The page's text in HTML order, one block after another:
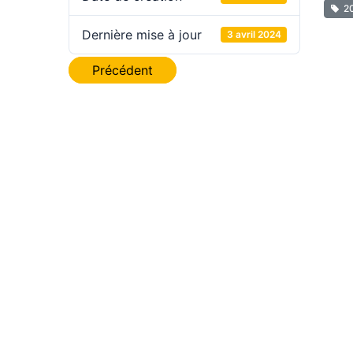
Dernière mise à jour 3 avril 2024
Navigation
Précédent